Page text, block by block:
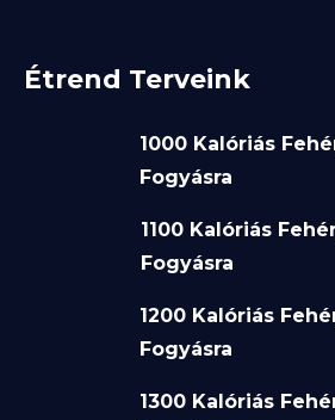
Étrend Terveink
1000 Kalóriás
Fogyásra
1100 Kalóriás
Fogyásra
1200 Kalóriás
Fogyásra
1300 Kalóriás